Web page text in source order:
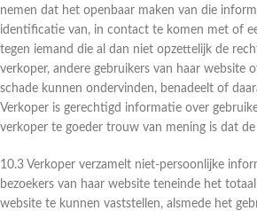
nemen dat het openbaar maken van die
identificatie van, in contact te komen met of
tegen iemand die al dan niet opzettelijk de
verkoper, andere gebruikers van haar website
schade kunnen ondervinden, benadeelt of
Verkoper is gerechtigd informatie over
verkoper te goeder trouw van mening is dat
10.3 Verkoper verzamelt niet-persoonlijke
bezoekers van haar website teneinde het
website te kunnen vaststellen, alsmede het